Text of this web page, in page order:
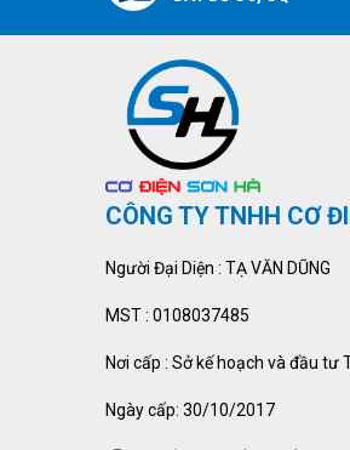
CÔNG TY TNHH CƠ
Người Đại Diện : TẠ VĂN DŨNG
MST : 0108037485
Nơi cấp : Sở kế hoạch và đầu tư
Ngày cấp: 30/10/2017